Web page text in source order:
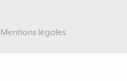
Mentions légales